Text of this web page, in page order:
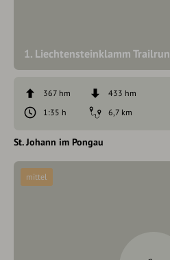
1. Liechtensteinklamm Trailrun
367 hm
433 hm
1:35 h
6,7 km
St. Johann im Pongau
mittel